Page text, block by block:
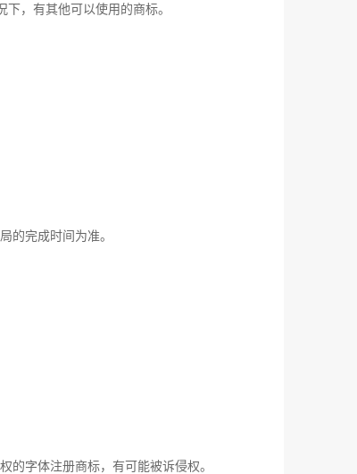
，有其他可以使用的商标。
的完成时间为准。
字体注册商标，有可能被诉侵权。